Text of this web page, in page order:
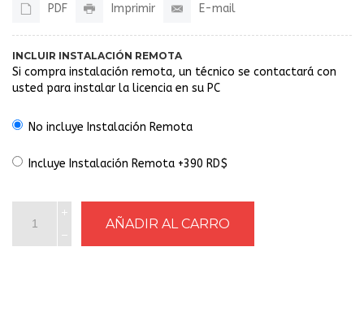
PDF Imprimir E-mail
INCLUIR INSTALACIÓN REMOTA
Si compra instalación remota, un técnico se contactará con
usted para instalar la licencia en su PC
No incluye Instalación Remota
Incluye Instalación Remota +390 RD$